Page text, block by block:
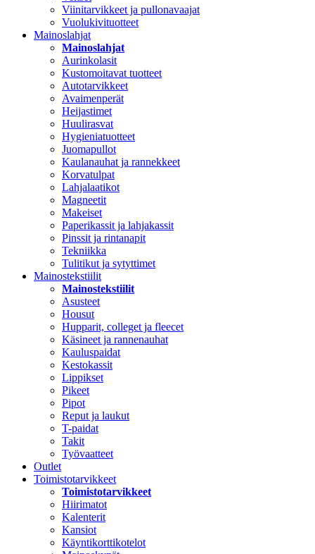
Viinitarvikkeet ja pullonavaajat
Vuolukivituotteet
Mainoslahjat
Mainoslahjat
Aurinkolasit
Kustomoitavat tuotteet
Autotarvikkeet
Avaimenperät
Heijastimet
Huulirasvat
Hygieniatuotteet
Juomapullot
Kaulanauhat ja rannekkeet
Korvatulpat
Lahjalaatikot
Magneetit
Makeiset
Paperikassit ja lahjakassit
Pinssit ja rintanapit
Tekniikka
Tulitikut ja sytyttimet
Mainostekstiilit
Mainostekstiilit
Asusteet
Housut
Hupparit, colleget ja fleecet
Käsineet ja rannenauhat
Kauluspaidat
Kestokassit
Lippikset
Pikeet
Pipot
Reput ja laukut
T-paidat
Takit
Työvaatteet
Outlet
Toimistotarvikkeet
Toimistotarvikkeet
Hiirimatot
Kalenterit
Kansiot
Käyntikorttikotelot